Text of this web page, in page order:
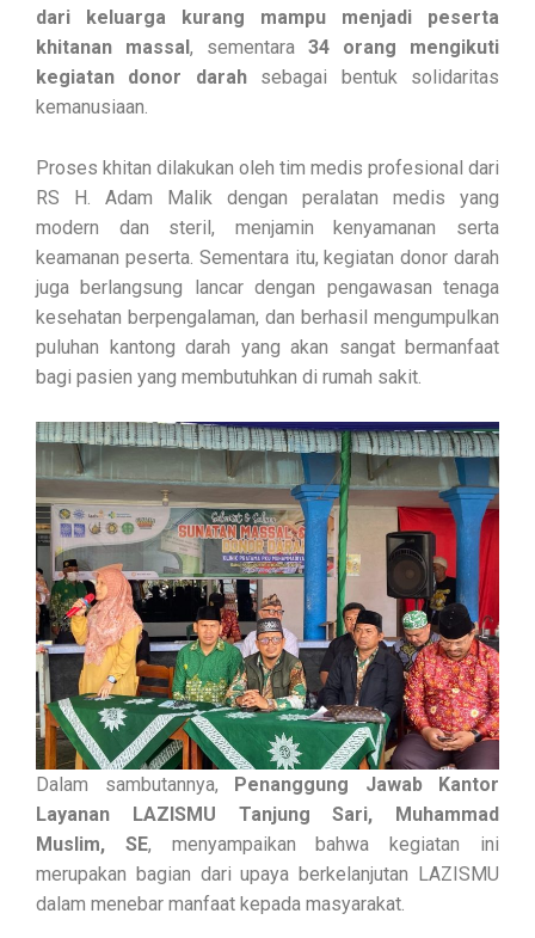
dari keluarga kurang mampu menjadi peserta
khitanan massal, sementara 34 orang mengikuti
kegiatan donor darahsebagai bentuk solidaritas
kemanusiaan.
Proses khitan dilakukan oleh tim medis profesional dari
RS H. Adam Malik dengan peralatan medis yang
modern dan steril, menjamin kenyamanan serta
keamanan peserta. Sementara itu, kegiatan donor darah
juga berlangsung lancar dengan pengawasan tenaga
kesehatan berpengalaman, dan berhasil mengumpulkan
puluhan kantong darah yang akan sangat bermanfaat
bagi pasien yang membutuhkan di rumah sakit.
Dalam sambutannya, Penanggung Jawab Kantor
Layanan LAZISMU Tanjung Sari, Muhammad
Muslim, SE, menyampaikan bahwa kegiatan ini
merupakan bagian dari upaya berkelanjutan LAZISMU
dalam menebar manfaat kepada masyarakat.